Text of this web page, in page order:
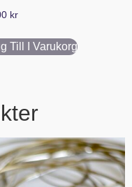
kr
Till I Varukorg